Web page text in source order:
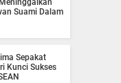
Suami Dalam
Sepakat
Kunci Sukses